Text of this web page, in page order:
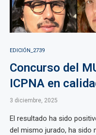
EDICIÓN_2739
Concurso del
ICPNA en
3 diciembre, 2025
El resultado ha sido
del mismo jurado, ha sido